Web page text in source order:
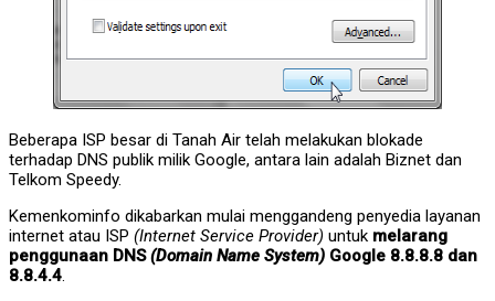
Beberapa ISP besar di Tanah Air telah melakukan blokade
terhadap DNS publik milik Google, antara lain adalah Biznet dan
Telkom Speedy.
Kemenkominfo dikabarkan mulai menggandeng penyedia layanan
internet atau ISP (Internet Service Provider) untuk melarang
penggunaan DNS(Domain Name System) Google 8.8.8.8 dan
8.8.4.4.